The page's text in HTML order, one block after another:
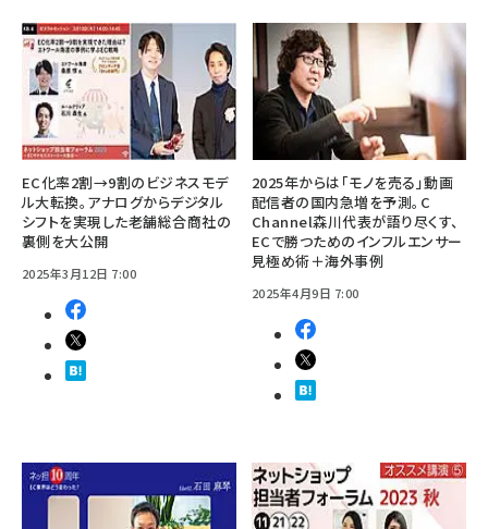
EC化率2割→9割のビジネスモデ
ル大転換。アナログからデジタル
シフトを実現した老舗総合商社の
裏側を大公開
2025年3月12日 7:00
2025年からは「モノを売る」動画
配信者の国内急増を予測。C
Channel森川代表が語り尽くす、
ECで勝つためのインフルエンサー
見極め術＋海外事例
2025年4月9日 7:00